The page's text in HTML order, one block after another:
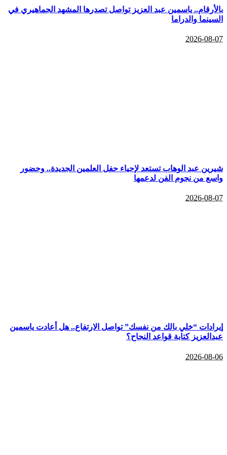
ياسمين عبد العزيز تواصل تصدرها المشهد الجماهيري في
والدراما
2026-
عبد الوهاب تستعد لإحياء حفل العلمين الجديدة.. وحضور
من نجوم الفن لدعمها
2026-
“خلي بالك من نفسك” تواصل الارتفاع.. هل أعادت ياسمين
كتابة قواعد النجاح؟
2026-